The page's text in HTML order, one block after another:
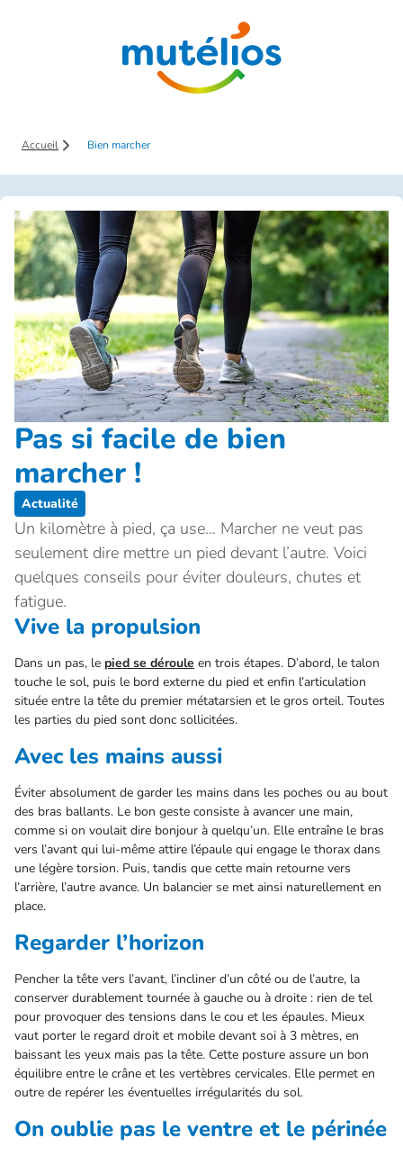
Accueil Bien marcher
Pas si facile de bien
marcher !
Actualité
Un kilomètre à pied, ça use… Marcher ne veut pas
seulement dire mettre un pied devant l’autre. Voici
quelques conseils pour éviter douleurs, chutes et
fatigue.
Vive la propulsion
Dans un pas, le pied se déroule en trois étapes. D’abord, le talon
touche le sol, puis le bord externe du pied et enfin l’articulation
située entre la tête du premier métatarsien et le gros orteil. Toutes
les parties du pied sont donc sollicitées.
Avec les mains aussi
Éviter absolument de garder les mains dans les poches ou au bout
des bras ballants. Le bon geste consiste à avancer une main,
comme si on voulait dire bonjour à quelqu’un. Elle entraîne le bras
vers l’avant qui lui-même attire l’épaule qui engage le thorax dans
une légère torsion. Puis, tandis que cette main retourne vers
l’arrière, l’autre avance. Un balancier se met ainsi naturellement en
place.
Regarder l’horizon
Pencher la tête vers l’avant, l’incliner d’un côté ou de l’autre, la
conserver durablement tournée à gauche ou à droite : rien de tel
pour provoquer des tensions dans le cou et les épaules. Mieux
vaut porter le regard droit et mobile devant soi à 3 mètres, en
baissant les yeux mais pas la tête. Cette posture assure un bon
équilibre entre le crâne et les vertèbres cervicales. Elle permet en
outre de repérer les éventuelles irrégularités du sol.
On oublie pas le ventre et le périnée